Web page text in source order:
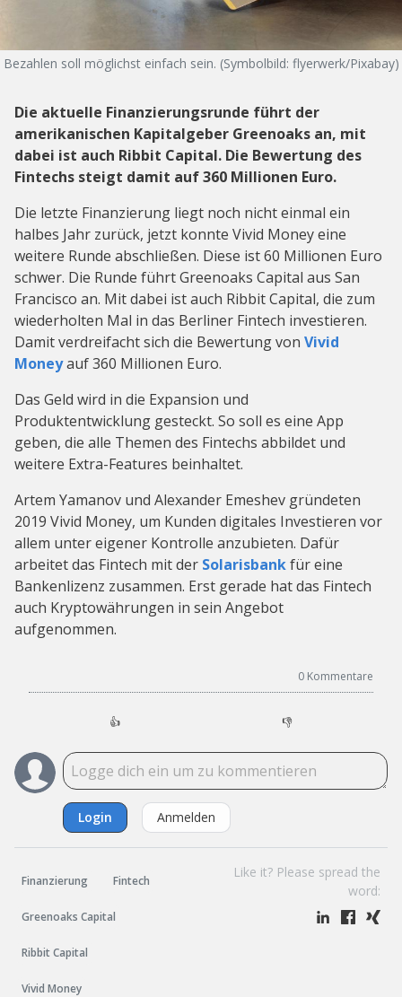
Bezahlen soll möglichst einfach sein. (Symbolbild: flyerwerk/Pixabay)
Die aktuelle Finanzierungsrunde führt der
amerikanischen Kapitalgeber Greenoaks an, mit
dabei ist auch Ribbit Capital. Die Bewertung des
Fintechs steigt damit auf 360 Millionen Euro.
Die letzte Finanzierung liegt noch nicht einmal ein
halbes Jahr zurück, jetzt konnte Vivid Money eine
weitere Runde abschließen. Diese ist 60 Millionen Euro
schwer. Die Runde führt Greenoaks Capital aus San
Francisco an. Mit dabei ist auch Ribbit Capital, die zum
wiederholten Mal in das Berliner Fintech investieren.
Damit verdreifacht sich die Bewertung von Vivid
Moneyauf 360 Millionen Euro.
Das Geld wird in die Expansion und
Produktentwicklung gesteckt. So soll es eine App
geben, die alle Themen des Fintechs abbildet und
weitere Extra-Features beinhaltet.
Artem Yamanov und Alexander Emeshev gründeten
2019 Vivid Money, um Kunden digitales Investieren vor
allem unter eigener Kontrolle anzubieten. Dafür
arbeitet das Fintech mit der Solarisbankfür eine
Bankenlizenz zusammen. Erst gerade hat das Fintech
auch Kryptowährungen in sein Angebot
aufgenommen.
0 Kommentare
👍 👎
Login Anmelden
Finanzierung Fintech
Greenoaks Capital
Ribbit Capital
Vivid Money
Like it? Please spread the
word: